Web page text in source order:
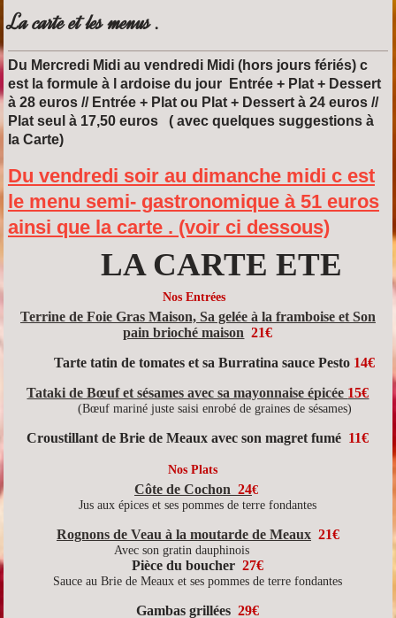
La carte et les menus .
Du Mercredi Midi au vendredi Midi (hors jours fériés) c
est la formule à l ardoise du jour Entrée + Plat + Dessert
à 28 euros // Entrée + Plat ou Plat + Dessert à 24 euros //
Plat seul à 17,50 euros ( avec quelques suggestions à
la Carte)
Du vendredi soir au dimanche midi c est
le menu semi- gastronomique à 51 euros
ainsi que la carte . (voir ci dessous)
LA CARTE ETE
Nos Entrées
Terrine de Foie Gras Maison, Sa gelée à la framboise et Son
pain brioché maison 21€
Tarte tatin de tomates et sa Burratina sauce Pesto 14€
Tataki de Bœuf et sésames avec sa mayonnaise épicée 15€
(Bœuf mariné juste saisi enrobé de graines de sésames)
Croustillant de Brie de Meaux avec son magret fumé 11€
Nos Plats
Côte de Cochon 24€
Jus aux épices et ses pommes de terre fondantes
Rognons de Veau à la moutarde de Meaux 21€
Avec son gratin dauphinois
Pièce du boucher27€
Sauce au Brie de Meaux et ses pommes de terre fondantes
Gambas grillées29€